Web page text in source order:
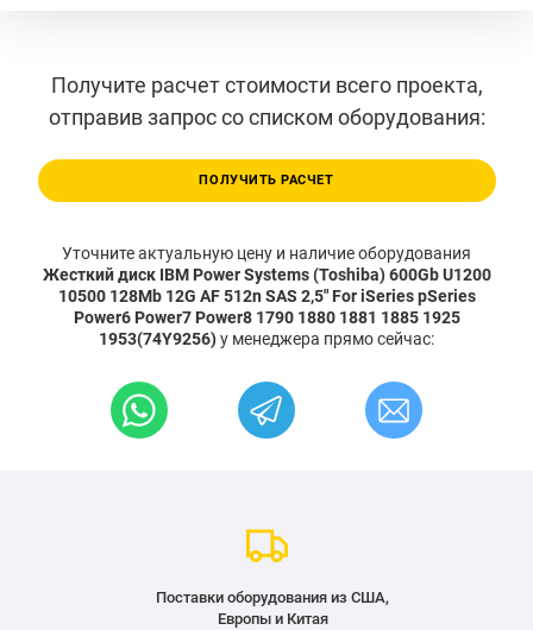
Получите расчет стоимости всего проекта,
отправив запрос со списком оборудования:
ПОЛУЧИТЬ РАСЧЕТ
Уточните актуальную цену и наличие оборудования
Жесткий диск IBM Power Systems (Toshiba) 600Gb U1200
10500 128Mb 12G AF 512n SAS 2,5" For iSeries pSeries
Power6 Power7 Power8 1790 1880 1881 1885 1925
1953(74Y9256)у менеджера прямо сейчас:
Поставки оборудования из США,
Европы и Китая